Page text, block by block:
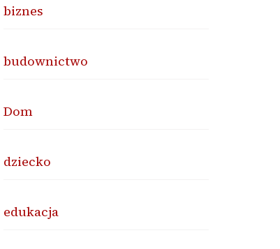
biznes
budownictwo
Dom
dziecko
edukacja